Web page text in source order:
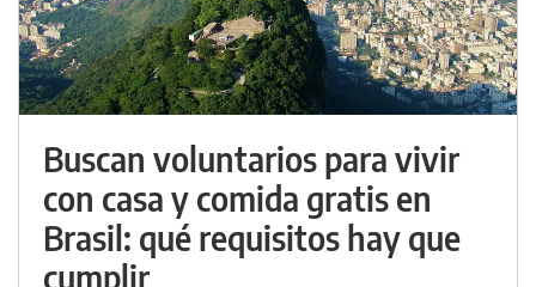
Buscan voluntarios para vivir
con casa y comida gratis en
Brasil: qué requisitos hay que
cumplir